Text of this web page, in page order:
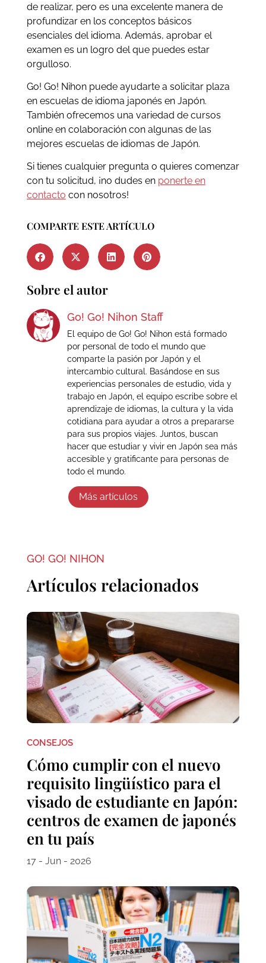
de realizar, pero es una excelente manera de
profundizar en los conceptos básicos
esenciales del idioma. Además, aprobar el
examen es un logro del que puedes estar
orgulloso.
Go! Go! Nihon puede ayudarte a solicitar plaza
en escuelas de idioma japonés en Japón.
También ofrecemos una variedad de cursos
online en colaboración con algunas de las
mejores escuelas de idiomas de Japón.
Si tienes cualquier pregunta o quieres comenzar
con tu solicitud, ¡no dudes en ponerte en
contacto con nosotros!
COMPARTE ESTE ARTÍCULO
Sobre el autor
Go! Go! Nihon Staff
El equipo de Go! Go! Nihon está formado
por personal de todo el mundo que
comparte la pasión por Japón y el
intercambio cultural. Basándose en sus
experiencias personales de estudio, vida y
trabajo en Japón, el equipo escribe sobre el
aprendizaje de idiomas, la cultura y la vida
cotidiana para ayudar a otros a prepararse
para sus propios viajes. Juntos, buscan
hacer que estudiar y vivir en Japón sea más
accesible y gratificante para personas de
todo el mundo.
Más artículos
GO! GO! NIHON
Artículos relacionados
CONSEJOS
Cómo cumplir con el nuevo
requisito lingüístico para el
visado de estudiante en Japón:
centros de examen de japonés
en tu país
17 - Jun - 2026